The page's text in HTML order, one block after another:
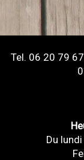
Tel. 06 20 79
Du